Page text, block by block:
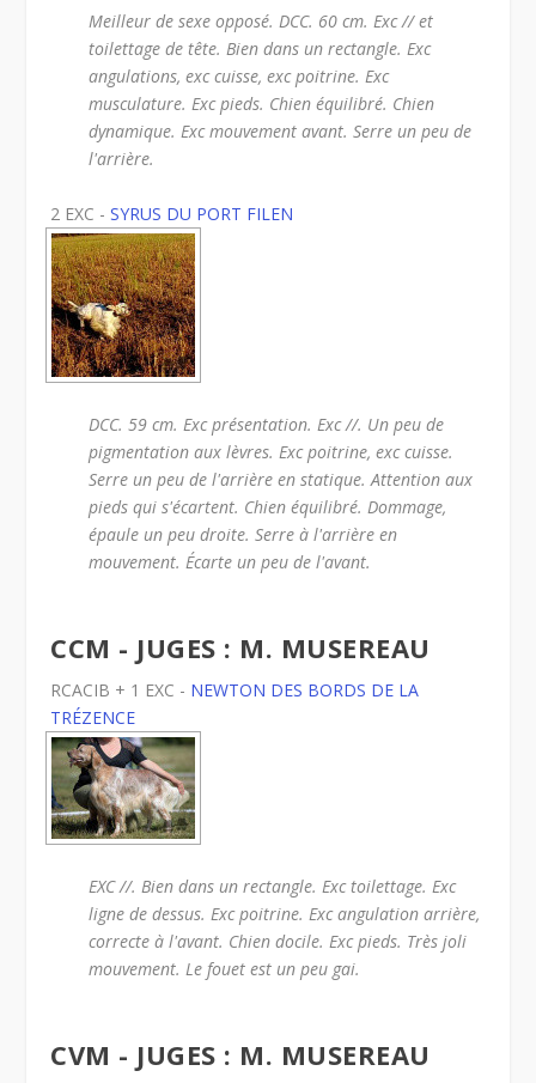
Meilleur de sexe opposé. DCC. 60 cm. Exc // et
toilettage de tête. Bien dans un rectangle. Exc
angulations, exc cuisse, exc poitrine. Exc
musculature. Exc pieds. Chien équilibré. Chien
dynamique. Exc mouvement avant. Serre un peu de
l'arrière.
2 EXC -SYRUS DU PORT FILEN
DCC. 59 cm. Exc présentation. Exc //. Un peu de
pigmentation aux lèvres. Exc poitrine, exc cuisse.
Serre un peu de l'arrière en statique. Attention aux
pieds qui s'écartent. Chien équilibré. Dommage,
épaule un peu droite. Serre à l'arrière en
mouvement. Écarte un peu de l'avant.
CCM - JUGES : M. MUSEREAU
RCACIB + 1 EXC - NEWTON DES BORDS DE LA
TRÉZENCE
EXC //. Bien dans un rectangle. Exc toilettage. Exc
ligne de dessus. Exc poitrine. Exc angulation arrière,
correcte à l'avant. Chien docile. Exc pieds. Très joli
mouvement. Le fouet est un peu gai.
CVM - JUGES : M. MUSEREAU